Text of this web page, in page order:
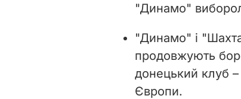
"Динамо"
"Динамо" і
продовжують
донецький клуб –
Європи.